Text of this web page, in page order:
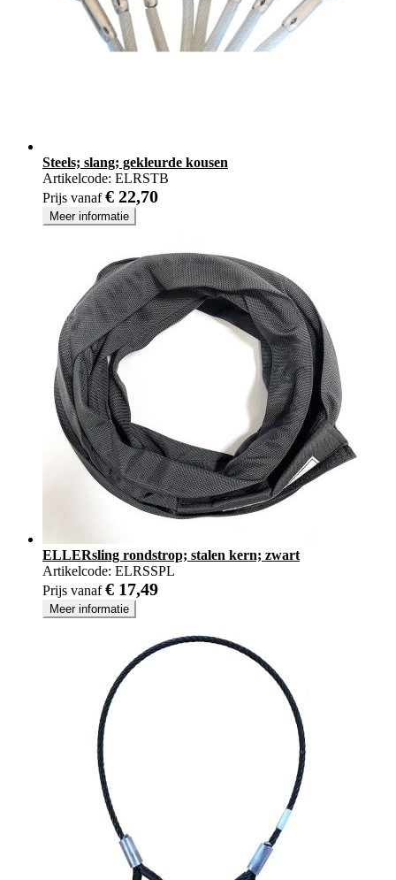
Steels; slang; gekleurde kousen
Artikelcode: ELRSTB
Prijs vanaf € 22,70
Meer informatie
ELLERsling rondstrop; stalen kern; zwart
Artikelcode: ELRSSPL
Prijs vanaf € 17,49
Meer informatie